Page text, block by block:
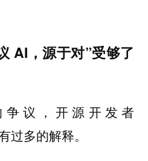
AI，源于对”受够了
议，开源开发者
过多的解释。